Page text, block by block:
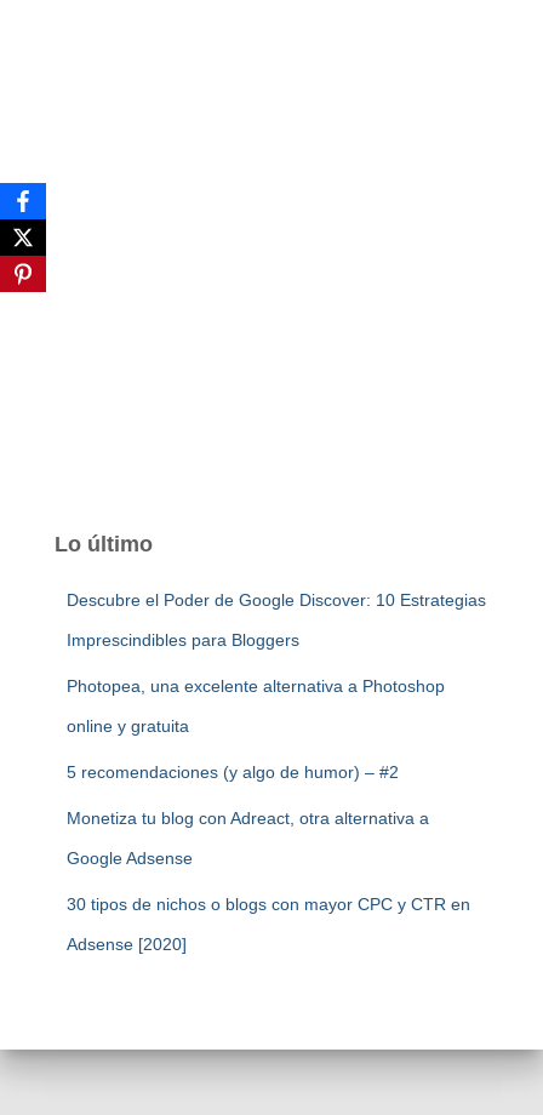
Lo último
Descubre el Poder de Google Discover: 10 Estrategias
Imprescindibles para Bloggers
Photopea, una excelente alternativa a Photoshop
online y gratuita
5 recomendaciones (y algo de humor) – #2
Monetiza tu blog con Adreact, otra alternativa a
Google Adsense
30 tipos de nichos o blogs con mayor CPC y CTR en
Adsense [2020]